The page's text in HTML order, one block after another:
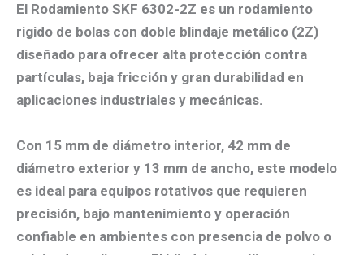
El Rodamiento SKF 6302-2Z es un rodamiento
rigido de bolas con doble blindaje metálico (2Z)
diseñado para ofrecer alta protección contra
partículas, baja fricción y gran durabilidad en
aplicaciones industriales y mecánicas.
Con 15 mm de diámetro interior, 42 mm de
diámetro exterior y 13 mm de ancho, este modelo
es ideal para equipos rotativos que requieren
precisión, bajo mantenimiento y operación
confiable en ambientes con presencia de polvo o